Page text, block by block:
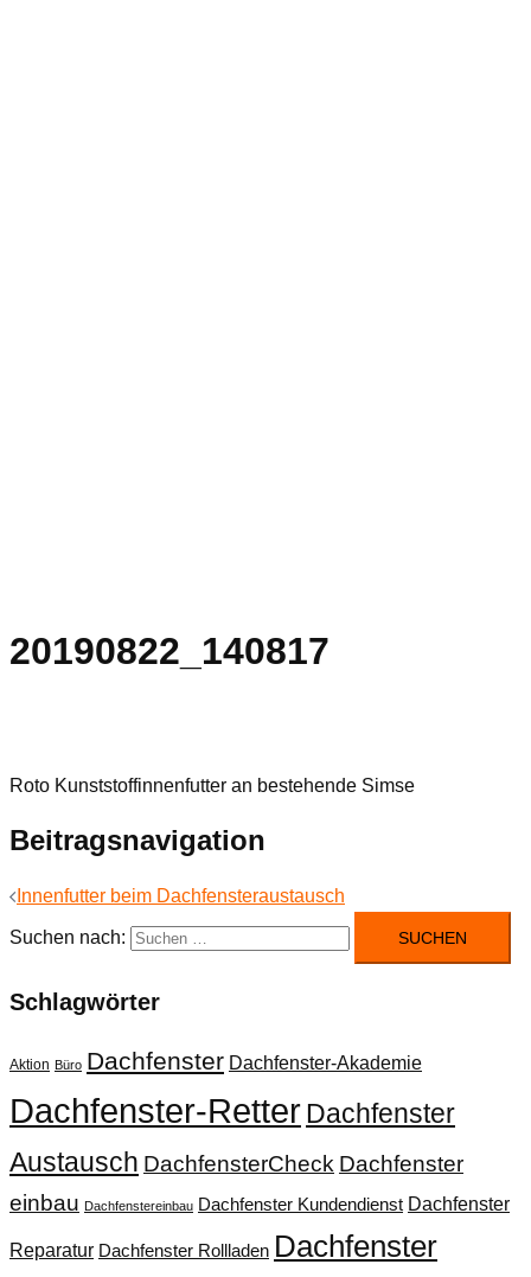
20190822_140817
Roto Kunststoffinnenfutter an bestehende Simse
Beitragsnavigation
Innenfutter beim Dachfensteraustausch
Suchen nach:
Schlagwörter
Aktion Büro Dachfenster Dachfenster-Akademie
Dachfenster-RetterDachfenster
Austausch DachfensterCheck Dachfenster
einbau Dachfenstereinbau Dachfenster Kundendienst Dachfenster
Reparatur Dachfenster Rollladen Dachfenster